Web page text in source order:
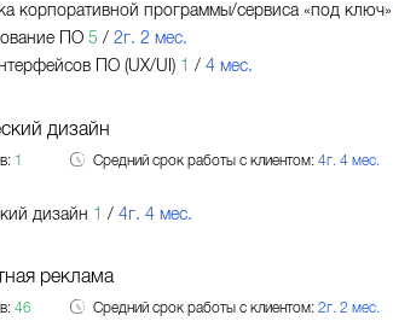
корпоративной программы/сервиса «под ключ»
ПО 5 / 2г. 2 мес.
ПО (UX/UI) 1 / 4 мес.
дизайн
1 Средний срок работы с клиентом: 4г. 4 мес.
дизайн 1 / 4г. 4 мес.
реклама
46 Средний срок работы с клиентом: 2г. 2 мес.